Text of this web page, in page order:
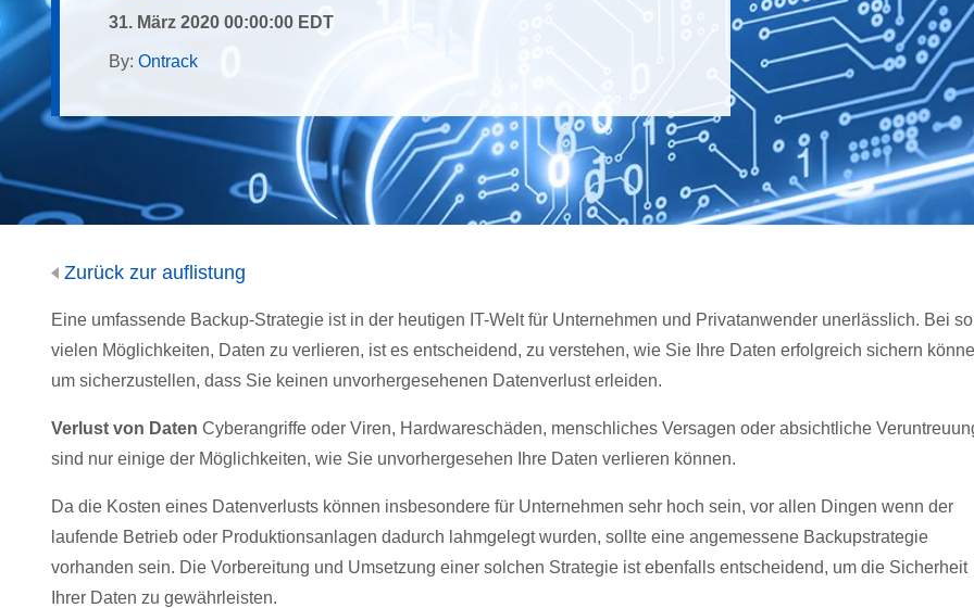
31. März 2020 00:00:00 EDT
By: Ontrack
Zurück zur auflistung
Eine umfassende Backup-Strategie ist in der heutigen IT-Welt für Unternehmen und Privatanwender unerlässlich. Bei so
vielen Möglichkeiten, Daten zu verlieren, ist es entscheidend, zu verstehen, wie Sie Ihre Daten erfolgreich sichern
um sicherzustellen, dass Sie keinen unvorhergesehenen Datenverlust erleiden.
Verlust von Daten Cyberangriffe oder Viren, Hardwareschäden, menschliches Versagen oder absichtliche
sind nur einige der Möglichkeiten, wie Sie unvorhergesehen Ihre Daten verlieren können.
Da die Kosten eines Datenverlusts können insbesondere für Unternehmen sehr hoch sein, vor allen Dingen wenn der
laufende Betrieb oder Produktionsanlagen dadurch lahmgelegt wurden, sollte eine angemessene Backupstrategie
vorhanden sein. Die Vorbereitung und Umsetzung einer solchen Strategie ist ebenfalls entscheidend, um die Sicherheit
Ihrer Daten zu gewährleisten.